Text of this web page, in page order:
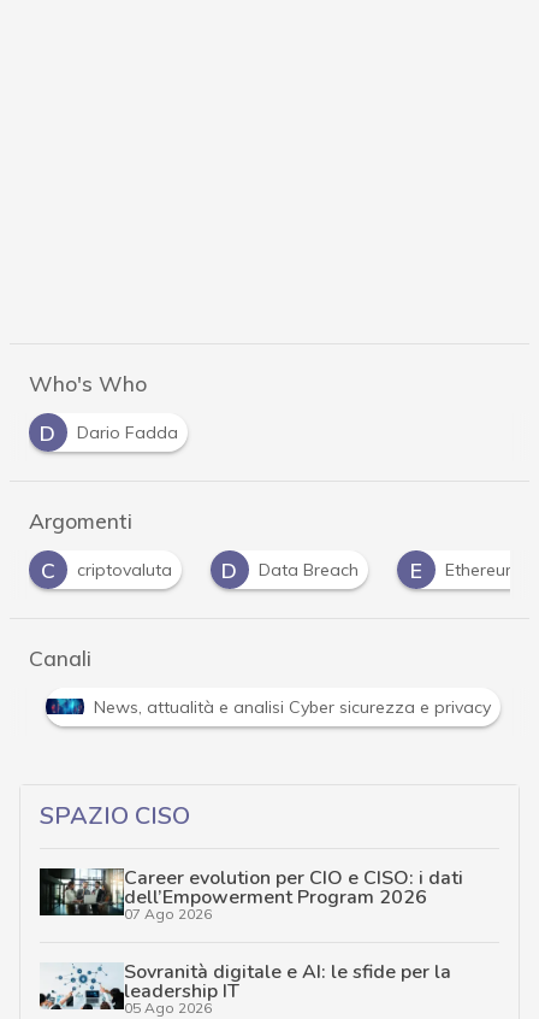
Who's Who
D
Dario Fadda
Argomenti
D
Data Breach E Ethereum G guida
Canali
Attacchi hacker e Malware: le ultime news in tempo
SPAZIO CISO
Career evolution per CIO e CISO: i dati
dell’Empowerment Program 2026
07 Ago 2026
Sovranità digitale e AI: le sfide per la
leadership IT
05 Ago 2026